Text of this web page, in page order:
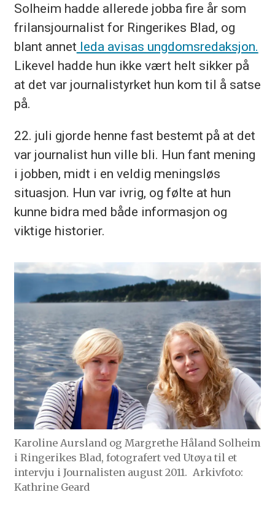
Solheim hadde allerede jobba fire år som
frilansjournalist for Ringerikes Blad, og
blant annet leda avisas ungdomsredaksjon.
Likevel hadde hun ikke vært helt sikker på
at det var journalistyrket hun kom til å satse
på.
22. juli gjorde henne fast bestemt på at det
var journalist hun ville bli. Hun fant mening
i jobben, midt i en veldig meningsløs
situasjon. Hun var ivrig, og følte at hun
kunne bidra med både informasjon og
viktige historier.
Karoline Aursland og Margrethe Håland Solheim
i Ringerikes Blad, fotografert ved Utøya til et
intervju i Journalisten august 2011. Arkivfoto:
Kathrine Geard